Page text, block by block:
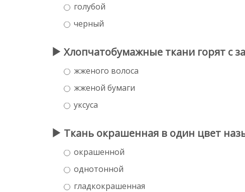
голубой
черный
Хлопчатобумажные ткани горят с
жженого волоса
жженой бумаги
уксуса
Ткань окрашенная в один цвет
окрашенной
однотонной
гладкокрашенная